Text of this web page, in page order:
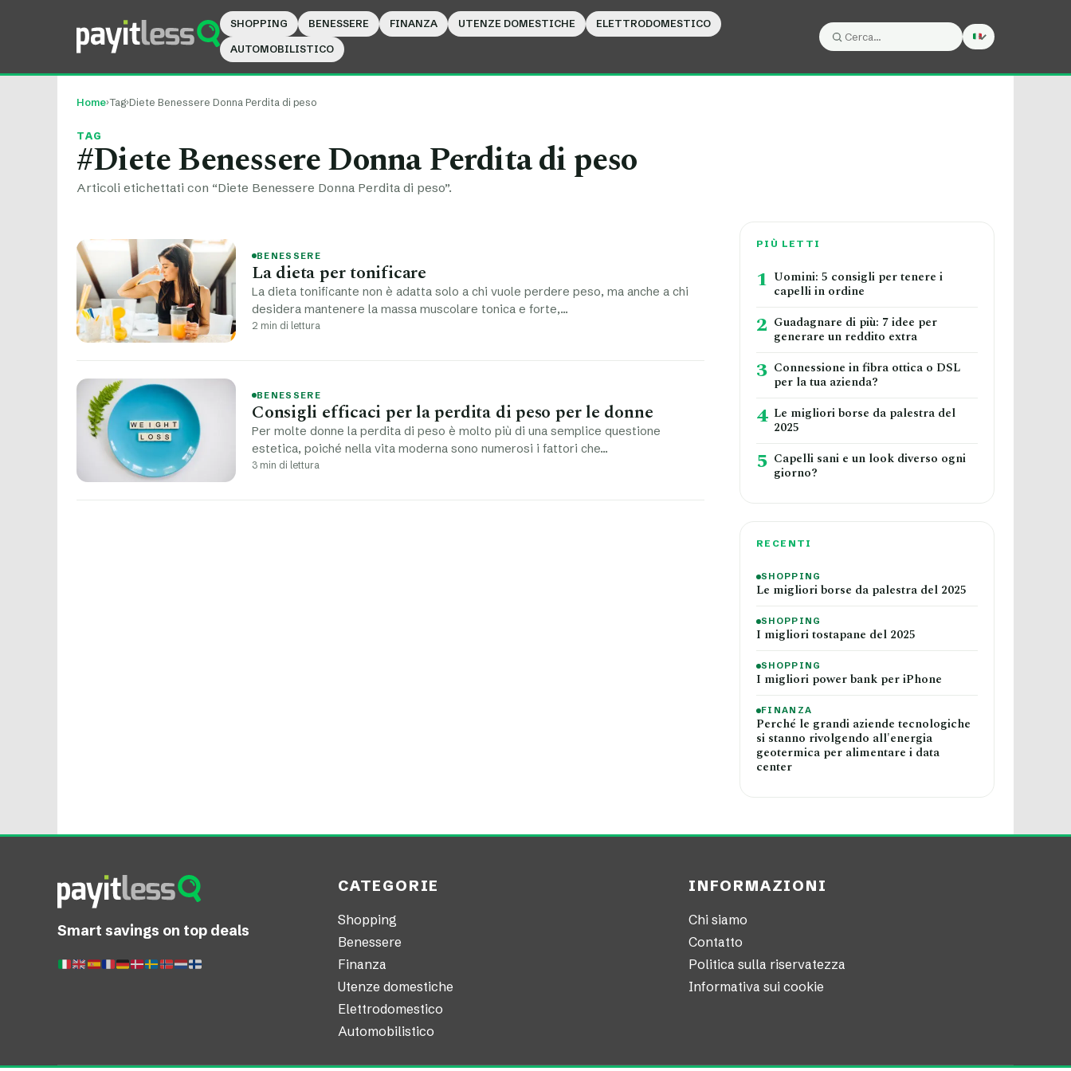
SHOPPING BENESSERE FINANZA UTENZE DOMESTICHE ELETTRODOMESTICO
AUTOMOBILISTICO
Cerca:
Home›Tag›Diete Benessere Donna Perdita di peso
TAG
#Diete Benessere Donna Perdita di peso
Articoli etichettati con “Diete Benessere Donna Perdita di peso”.
BENESSERE
La dieta per tonificare
La dieta tonificante non è adatta solo a chi vuole perdere peso, ma anche a chi
desidera mantenere la massa muscolare tonica e forte,…
2 min di lettura
BENESSERE
Consigli efficaci per la perdita di peso per le donne
Per molte donne la perdita di peso è molto più di una semplice questione
estetica, poiché nella vita moderna sono numerosi i fattori che…
3 min di lettura
PIÙ LETTI
1 Uomini: 5 consigli per tenere i
capelli in ordine
2 Guadagnare di più: 7 idee per
generare un reddito extra
3 Connessione in fibra ottica o DSL
per la tua azienda?
4 Le migliori borse da palestra del
2025
5 Capelli sani e un look diverso ogni
giorno?
RECENTI
SHOPPING
Le migliori borse da palestra del 2025
SHOPPING
I migliori tostapane del 2025
SHOPPING
I migliori power bank per iPhone
FINANZA
Perché le grandi aziende tecnologiche
si stanno rivolgendo all'energia
geotermica per alimentare i data
center
Smart savings on top deals
CATEGORIE
Shopping
Benessere
Finanza
Utenze domestiche
Elettrodomestico
Automobilistico
INFORMAZIONI
Chi siamo
Contatto
Politica sulla riservatezza
Informativa sui cookie